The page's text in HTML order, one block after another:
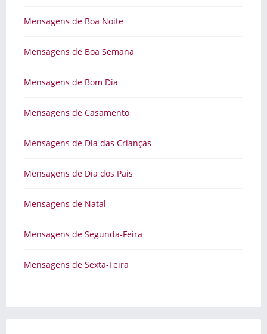
Mensagens de Boa Noite
Mensagens de Boa Semana
Mensagens de Bom Dia
Mensagens de Casamento
Mensagens de Dia das Crianças
Mensagens de Dia dos Pais
Mensagens de Natal
Mensagens de Segunda-Feira
Mensagens de Sexta-Feira